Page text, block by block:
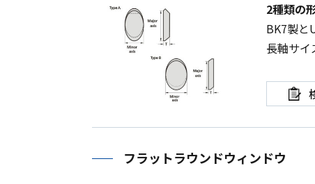
2種類の
BK7製と
長軸サ
フラットラウンドウィンドウ